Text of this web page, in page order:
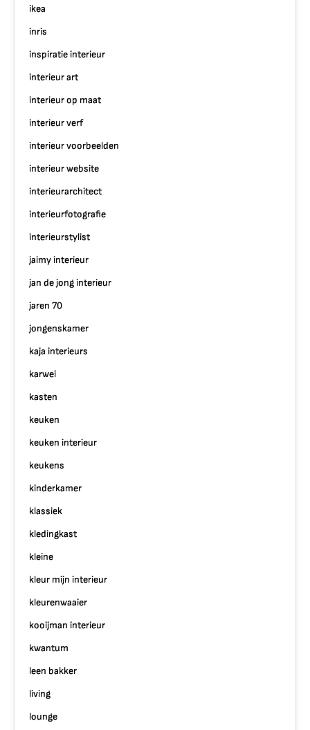
ikea
inris
inspiratie interieur
interieur art
interieur op maat
interieur verf
interieur voorbeelden
interieur website
interieurarchitect
interieurfotografie
interieurstylist
jaimy interieur
jan de jong interieur
jaren 70
jongenskamer
kaja interieurs
karwei
kasten
keuken
keuken interieur
keukens
kinderkamer
klassiek
kledingkast
kleine
kleur mijn interieur
kleurenwaaier
kooijman interieur
kwantum
leen bakker
living
lounge